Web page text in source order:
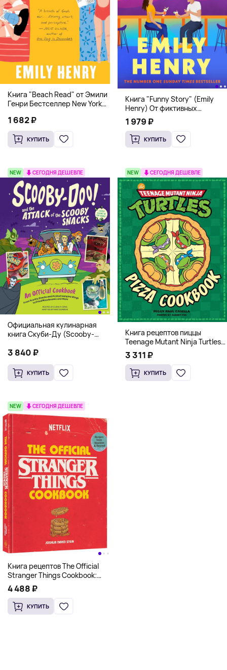
Книга "Beach Read" от Эмили
Генри Бестселлер New York
1 682 ₽
КУПИТЬ
Книга "Funny Story" (Emily
Henry) От фиктивных
свиданий к реальной любви
1 979 ₽
КУПИТЬ
NEW СЕГОДНЯ ДЕШЕВЛЕ
Официальная кулинарная
книга Скуби-Ду (Scooby-
Scooby Snacks), Твердый
3 840 ₽
КУПИТЬ
NEW СЕГОДНЯ ДЕШЕВЛЕ
Книга рецептов пиццы
Teenage Mutant Ninja Turtles
Pizza Cookbook (На
английском)
3 311 ₽
КУПИТЬ
NEW СЕГОДНЯ ДЕШЕВЛЕ
Книга рецептов The Official
Stranger Things Cookbook:
Recipes from Hawkins and
Beyond (На английском)
4 488 ₽
КУПИТЬ